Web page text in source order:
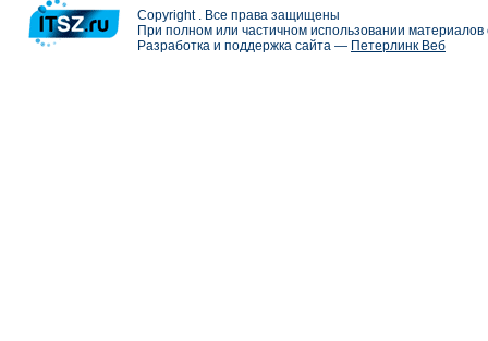
Copyright . Все права защищены
При полном или частичном использовании
Разработка и поддержка сайта — Петерлинк Веб